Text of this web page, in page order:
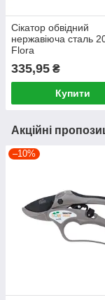
Сікатор обвідний
нержавіюча сталь
Flora
335,95 ₴
Купити
Акційні
–10%